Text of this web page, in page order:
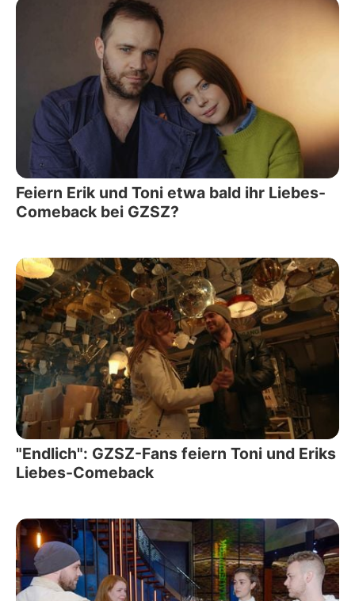
Feiern Erik und Toni etwa bald ihr Liebes-
Comeback bei GZSZ?
"Endlich": GZSZ-Fans feiern Toni und Eriks
Liebes-Comeback